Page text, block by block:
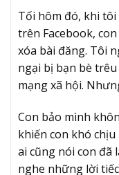
Tối hôm đó, khi
trên Facebook,
xóa bài đăng. Tôi
ngại bị bạn bè
mạng xã hội.
Con bảo mình
khiến con khó
ai cũng nói con đã
nghe những lời